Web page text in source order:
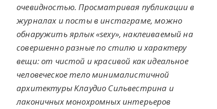
очевидностью. Просматривая публикации в
журналах и посты в инстаграме, можно
обнаружить ярлык «sexy», наклеиваемый на
совершенно разные по стилю и характеру
вещи: от чистой и красивой как идеальное
человеческое тело минималистичной
архитектуры Клаудио Сильвестрина и
лаконичных монохромных интерьеров